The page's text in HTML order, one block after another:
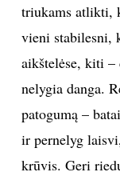
triukams atlikti,
vieni stabilesni,
aikštelėse, kiti
nelygia danga.
patogumą –
ir pernelyg
krūvis. Geri